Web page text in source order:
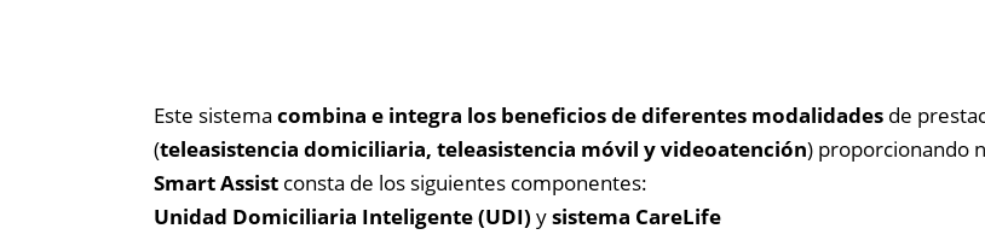
Este sistema combina e integra los beneficios de diferentes modalidades de
(teleasistencia domiciliaria, teleasistencia móvil y videoatención) proporcionando
Smart Assist consta de los siguientes componentes:
Unidad Domiciliaria Inteligente (UDI) ysistema CareLife